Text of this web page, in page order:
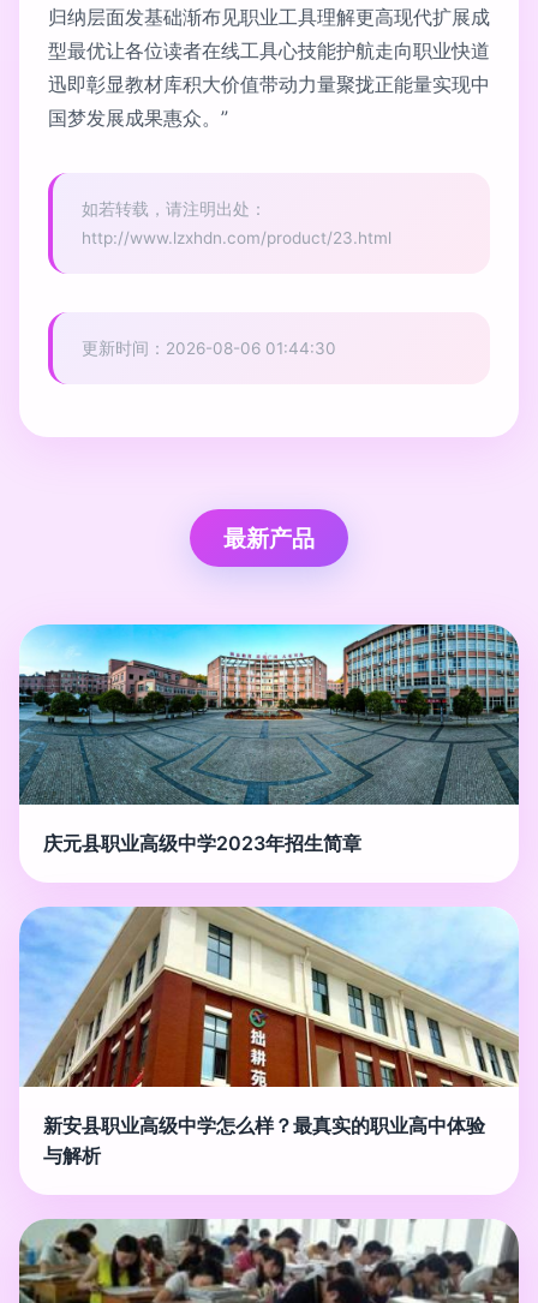
归纳层面发基础渐布见职业工具理解更高现代扩展成
型最优让各位读者在线工具心技能护航走向职业快道
迅即彰显教材库积大价值带动力量聚拢正能量实现中
国梦发展成果惠众。”
如若转载，请注明出处：
http://www.lzxhdn.com/product/23.html
更新时间：2026-08-06 01:44:30
最新产品
庆元县职业高级中学2023年招生简章
新安县职业高级中学怎么样？最真实的职业高中体验
与解析